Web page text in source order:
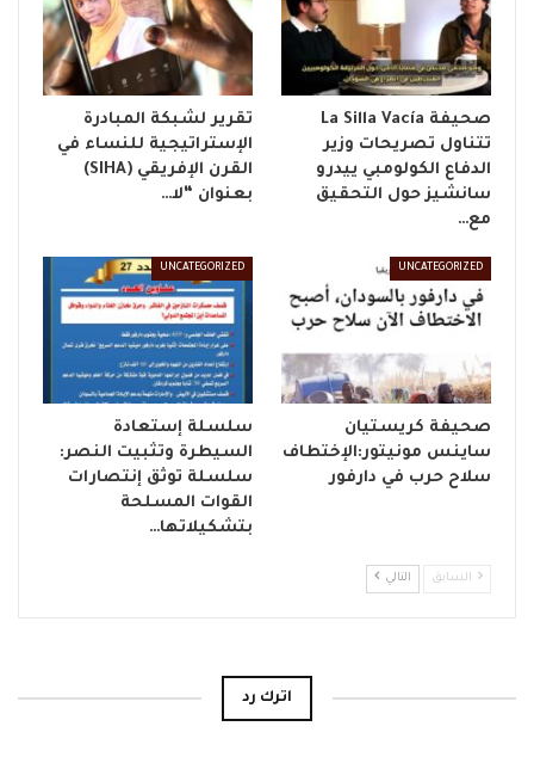
صحيفة La Silla Vacía
تتناول تصريحات وزير
الدفاع الكولومبي ييدرو
سانشيز حول التحقيق
مع…
تقرير لشبكة المبادرة
الإستراتيجية للنساء في
القرن الإفريقي (SIHA)
بعنوان “لا…
UNCATEGORIZED
صحيفة كريستيان
ساينس مونيتور:الإختطاف
سلاح حرب في دارفور
UNCATEGORIZED
سلسلة إستعادة
السيطرة وتثبيت النصر:
سلسلة توثق إنتصارات
القوات المسلحة
بتشكيلاتها…
السابق التالي
اترك رد